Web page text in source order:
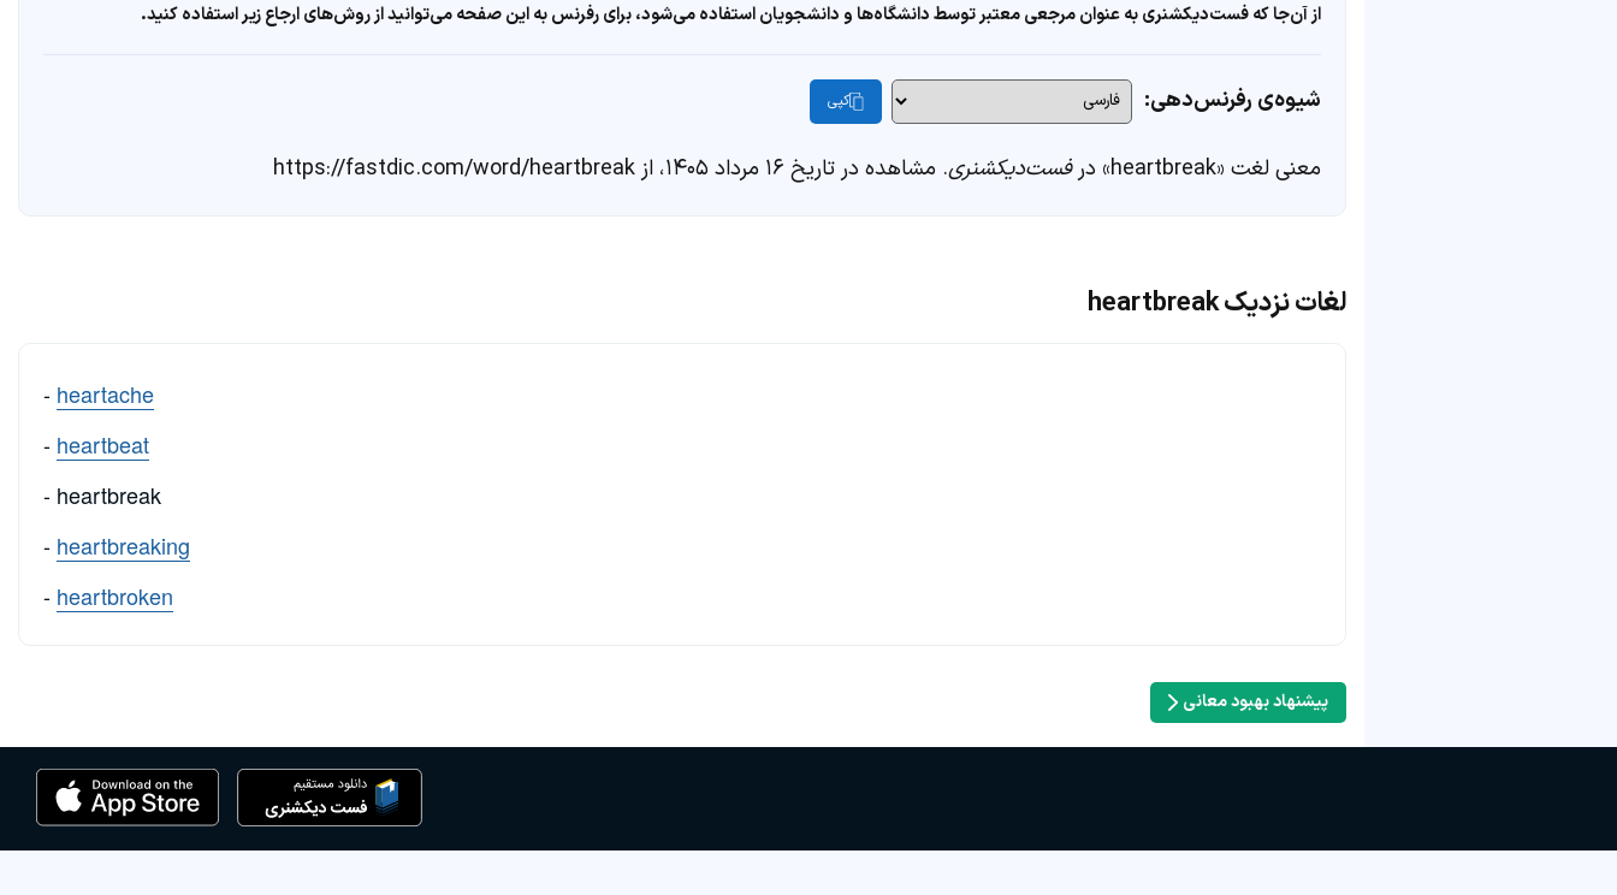
از آن‌جا که فست‌دیکشنری به عنوان مرجعی معتبر توسط دانشگاه‌ها و دانشجویان استفاده می‌شود، برای رفرنس به این صفحه می‌توانید از روش‌های ارجاع زیر استفاده کنید.
شیوه‌ی رفرنس‌دهی: کپی
معنی لغت «heartbreak» در فست‌دیکشنری. مشاهده در تاریخ ۱۶ مرداد ۱۴۰۵، از https://fastdic.com/word/heartbreak
لغات نزدیک heartbreak
- heartache
- heartbeat
- heartbreak
- heartbreaking
- heartbroken
پیشنهاد بهبود معانی